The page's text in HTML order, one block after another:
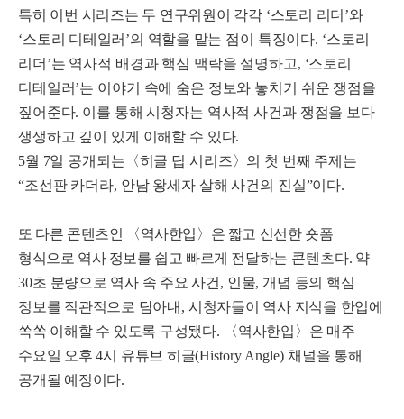
특히 이번 시리즈는 두 연구위원이 각각 ‘스토리 리더 ’와
‘스토리 디테일러 ’의 역할을 맡는 점이 특징이다. ‘스토리
리더 ’는 역사적 배경과 핵심 맥락을 설명하고, ‘스토리
디테일러’는 이야기 속에 숨은 정보와 놓치기 쉬운 쟁점을
짚어준다. 이를 통해 시청자는 역사적 사건과 쟁점을 보다
생생하고 깊이 있게 이해할 수 있다.
5월 7일 공개되는 〈히글 딥 시리즈〉 의 첫 번째 주제는
“조선판 카더라, 안남 왕세자 살해 사건의 진실”이다.
또 다른 콘텐츠인 〈역사한입 〉 은 짧고 신선한 숏폼
형식으로 역사 정보를 쉽고 빠르게 전달하는 콘텐츠다. 약
30초 분량으로 역사 속 주요 사건 , 인물, 개념 등의 핵심
정보를 직관적으로 담아내 , 시청자들이 역사 지식을 한입에
쏙쏙 이해할 수 있도록 구성됐다. 〈역사한입 〉 은 매주
수요일 오후4시 유튜브 히글(History Angle) 채널을 통해
공개될 예정이다.